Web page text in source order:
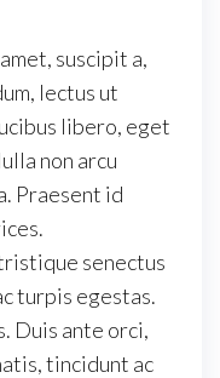
suscipit a,
lectus ut
libero, eget
non arcu
Praesent id
senectus
turpis egestas.
Duis ante orci,
tincidunt ac